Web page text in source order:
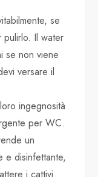
se
pulirlo. Il water
se non viene
versare il
ingegnosità
per WC.
un
e disinfettante,
i cattivi